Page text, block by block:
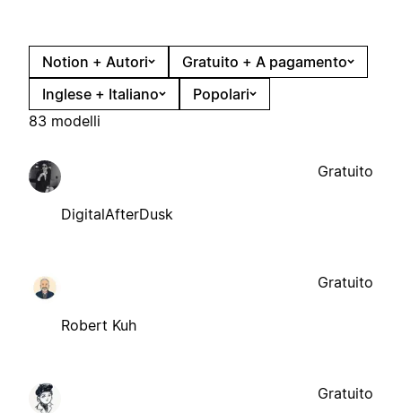
Notion + Autori
Gratuito + A pagamento
Inglese + Italiano
Popolari
83 modelli
DigitalAfterDusk
Gratuito
Robert Kuh
Gratuito
Gratuito